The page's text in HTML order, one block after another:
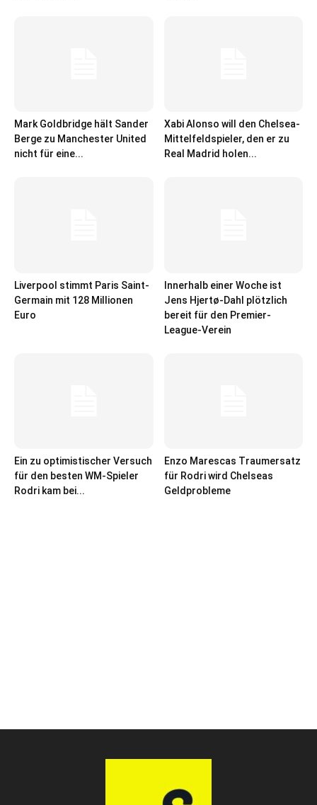
Mark Goldbridge hält Sander
Berge zu Manchester United
nicht für eine...
Xabi Alonso will den Chelsea-
Mittelfeldspieler, den er zu
Real Madrid holen...
Liverpool stimmt Paris Saint-
Germain mit 128 Millionen
Euro
Innerhalb einer Woche ist
Jens Hjertø-Dahl plötzlich
bereit für den Premier-
League-Verein
Ein zu optimistischer Versuch
für den besten WM-Spieler
Rodri kam bei...
Enzo Marescas Traumersatz
für Rodri wird Chelseas
Geldprobleme